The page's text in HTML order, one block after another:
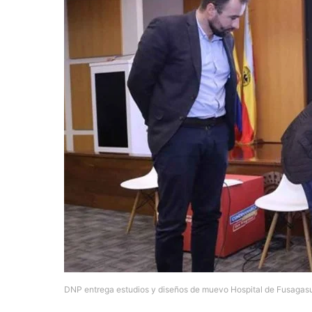
DNP entrega estudios y diseños de muevo Hospital de